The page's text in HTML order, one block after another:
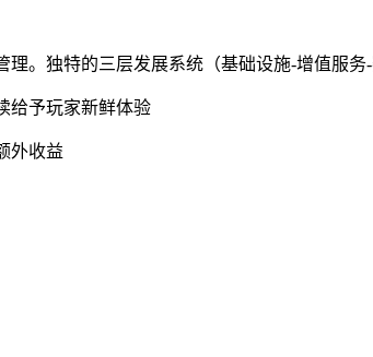
。独特的三层发展系统（基础设施-增值服
给予玩家新鲜体验
外收益